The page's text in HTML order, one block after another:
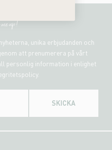
up!
unika erbjudanden och
att prenumerera på vårt
personlig information i enlighet
SKICKA